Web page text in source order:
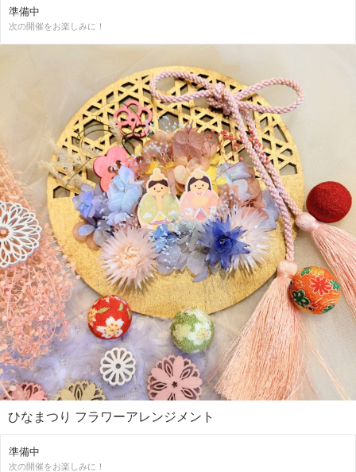
準備中
次の開催をお楽しみに！
ひなまつり フラワーアレンジメント
準備中
次の開催をお楽しみに！